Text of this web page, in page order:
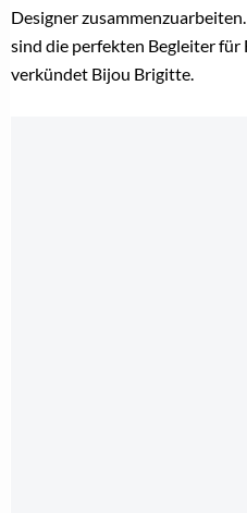
Designer
sind die perfekten Begleiter für
verkündet Bijou Brigitte.